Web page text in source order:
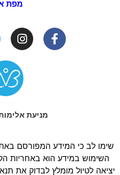
מפת
מניעת
שימו לב כי המידע המפורסם
השימוש במידע הוא באחריות
יציאה לטיול מומלץ לבדוק את